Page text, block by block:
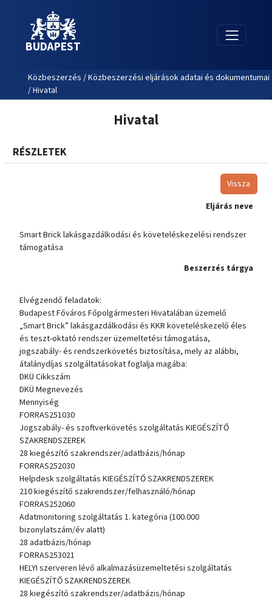
BUDAPEST
Közbeszerzés / Közbeszerzési eljárások adatai és dokumentumai
/ Hivatal
Hivatal
RÉSZLETEK
Vissza
Eljárás neve
Smart Brick lakásgazdálkodási és követeléskezelési rendszer
támogatása
Beszerzés tárgya
Elvégzendő feladatok:
Budapest Főváros Főpolgármesteri Hivatalában üzemelő
„Smart Brick” lakásgazdálkodási és KKR követeléskezelő éles
és teszt-oktató rendszer üzemeltetési támogatása,
jogszabály- és rendszerkövetés biztosítása, mely az alábbi,
átalánydíjas szolgáltatásokat foglalja magába:
DKÜ Cikkszám
DKÜ Megnevezés
Mennyiség
FORRAS251030
Jogszabály- és szoftverkövetés szolgáltatás KIEGÉSZÍTŐ
SZAKRENDSZEREK
28 kiegészítő szakrendszer/adatbázis/hónap
FORRAS252030
Helpdesk szolgáltatás KIEGÉSZÍTŐ SZAKRENDSZEREK
210 kiegészítő szakrendszer/felhasználó/hónap
FORRAS252060
Adatmonitoring szolgáltatás 1. kategória (100.000
bizonylatszám/év alatt)
28 adatbázis/hónap
FORRAS253021
HELYI szerveren lévő alkalmazásüzemeltetési szolgáltatás
KIEGÉSZÍTŐ SZAKRENDSZEREK
28 kiegészítő szakrendszer/adatbázis/hónap